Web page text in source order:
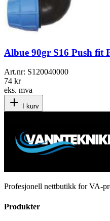
Albue 90gr S16 Push fit
Art.nr: S120040000
74 kr
eks. mva
I kurv
Profesjonell nettbutikk for VA-
Produkter